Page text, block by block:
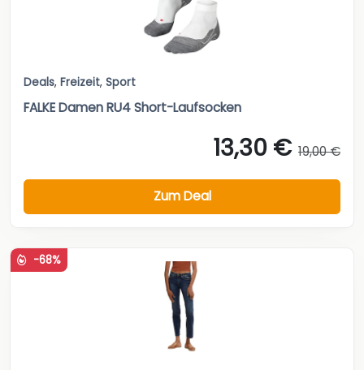
Deals, Freizeit, Sport
FALKE Damen RU4 Short-Laufsocken
13,30 € 19,00 €
Zum Deal
-68%